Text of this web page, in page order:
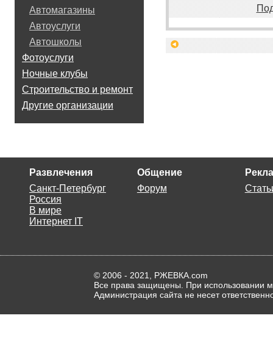
Автомагазины
Автоуслуги
Автошколы
Фотоуслуги
Ночные клубы
Строительство и ремонт
Другие организации
<
Развлечения
Санкт-Петербург
Россия
В мире
Интернет IT
Общение
Форум
© 2006 - 2021, РЖЕВКА.com
Все права защищены. При использовании
Администрация сайта не несет